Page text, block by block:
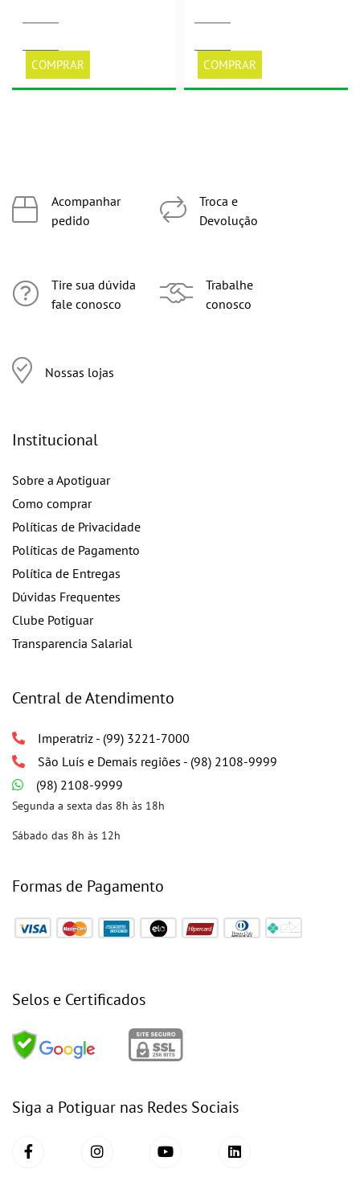
COMPRAR COMPRAR
Acompanhar
pedido
Tire sua dúvida
fale conosco
Nossas lojas
Troca e
Devolução
Trabalhe
conosco
Institucional
Sobre a Apotiguar
Como comprar
Políticas de Privacidade
Políticas de Pagamento
Política de Entregas
Dúvidas Frequentes
Clube Potiguar
Transparencia Salarial
Central de Atendimento
Imperatriz - (99) 3221-7000
São Luís e Demais regiões - (98) 2108-9999
(98) 2108-9999
Segunda a sexta das 8h às 18h
Sábado das 8h às 12h
Formas de Pagamento
Selos e Certificados
Siga a Potiguar nas Redes Sociais